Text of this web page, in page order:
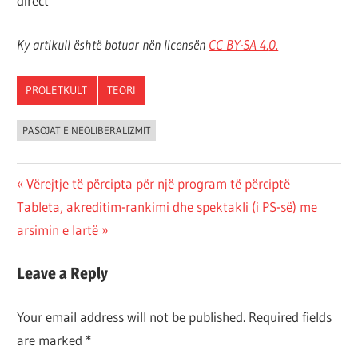
Ky artikull është botuar nën licensën CC BY-SA 4.0.
PROLETKULT TEORI
PASOJAT E NEOLIBERALIZMIT
Post
navigation
Previous
Post:
Vërejtje të përcipta për një program të përciptë
Next
Post:
Tableta, akreditim-rankimi dhe spektakli (i PS-së) me
arsimin e lartë
Leave a Reply
Your email address will not be published. Required fields
are marked *